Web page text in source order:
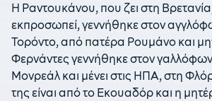
Η Ραντουκάνου, που ζει στη
εκπροσωπεί, γεννήθηκε στον
Τορόντο, από πατέρα Ρουμάνο και
Φερνάντες γεννήθηκε στον
Μονρεάλ και μένει στις ΗΠΑ, στη
της είναι από το Εκουαδόρ και η